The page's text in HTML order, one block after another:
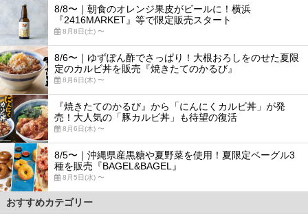
8/8〜｜朝食のオレンジ果皮がビールに！横浜
『2416MARKET』等で限定販売スタート
8月8日(土) 〜
8/6〜｜ゆずぽん酢でさっぱり！大根おろしをのせた夏限
定のカルビ丼を販売『焼きたてのかるび』
8月6日(木) 〜
『焼きたてのかるび』から「にんにくカルビ丼」が発
売！大人気の「豚カルビ丼」も待望の復活
8月6日(木) 〜
8/5〜｜沖縄県産黒糖や夏野菜を使用！夏限定ベーグル3
種を販売『BAGEL&BAGEL』
8月5日(水) 〜
おすすめカテゴリー